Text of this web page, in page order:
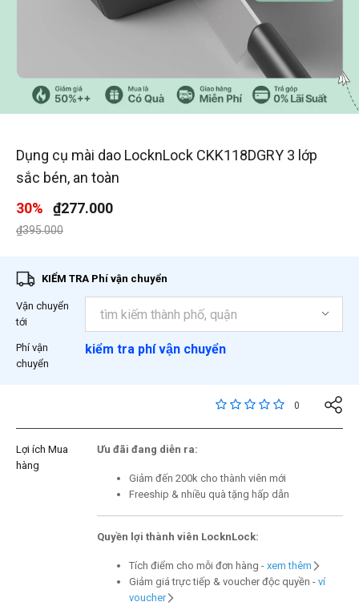
/3
Dụng cụ mài dao LocknLock CKK118DGRY 3 lớp
sắc bén, an toàn
30%
₫277.000
Giá giảm xuống từ
₫395.000đến
KIỂM TRA Phí vận chuyển
Vận chuyển
tới
Phí vận
chuyển
kiểm tra phí vận chuyển
3,8 trên đánh giá của
0
Lợi ích Mua
hàng
Ưu đãi đang diễn ra:
Giảm đến 200k cho thành viên mới
Freeship & nhiều quà tặng hấp dẫn
Quyền lợi thành viên LocknLock:
Tích điểm cho mỗi đơn hàng - xem thêm
Giảm giá trực tiếp & voucher độc quyền - ví
voucher